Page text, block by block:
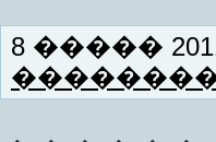
8 �����